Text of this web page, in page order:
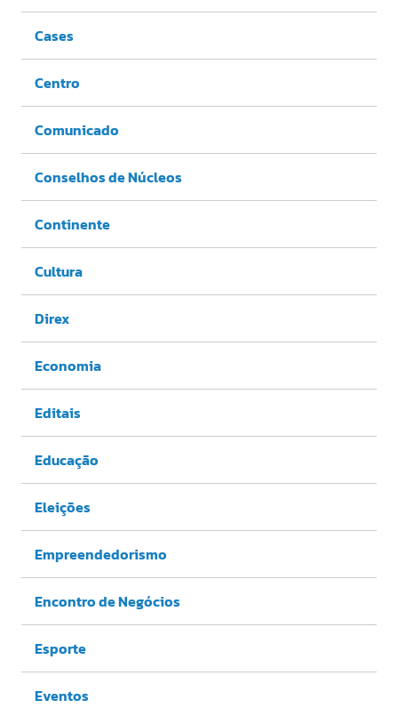
Cases
Centro
Comunicado
Conselhos de Núcleos
Continente
Cultura
Direx
Economia
Editais
Educação
Eleições
Empreendedorismo
Encontro de Negócios
Esporte
Eventos